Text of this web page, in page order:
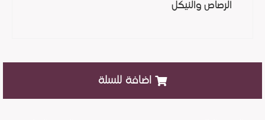
الرصاص والنيكل
اضافة للسلة